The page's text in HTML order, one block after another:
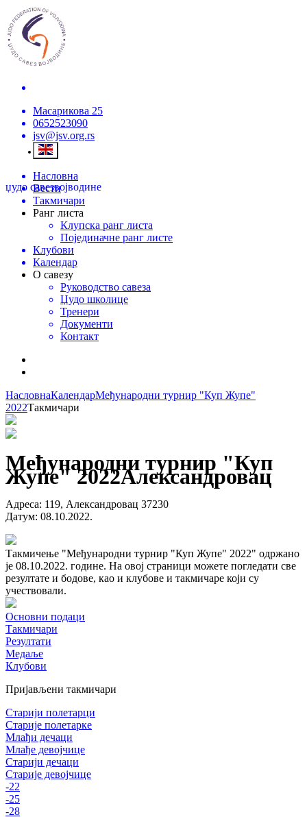
Масарикова 25
0652523090
jsv@jsv.org.rs
џудо савезвојводине
Насловна
Вести
Такмичари
Ранг листа
Клупска ранг листа
Појединачне ранг листе
Клубови
Календар
О савезу
Руководство савеза
Џудо школице
Тренери
Документи
Контакт
НасловнаКалендарМеђународни турнир "Куп Жупе"
2022Такмичари
Међународни турнир "Куп
Жупе" 2022Александровац
Адреса: 119, Александровац 37230
Датум: 08.10.2022.
Такмичење "Међународни турнир "Куп Жупе" 2022" одржано
је 08.10.2022. године. На овој страници можете погледати све
резултате и бодове, као и клубове и такмичаре који су
учествовали.
Основни подаци
Такмичари
Резултати
Медаље
Клубови
Пријављени такмичари
Старији полетарци
Старије полетарке
Млађи дечаци
Млађе девојчице
Старији дечаци
Старије девојчице
-22
-25
-28